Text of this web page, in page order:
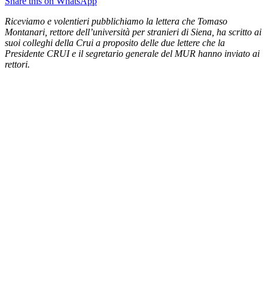
Riceviamo e volentieri pubblichiamo la lettera che Tomaso
Montanari, rettore dell’università per stranieri di Siena, ha scritto ai
suoi colleghi della Crui a proposito delle due lettere che la
Presidente CRUI e il segretario generale del MUR hanno inviato ai
rettori.